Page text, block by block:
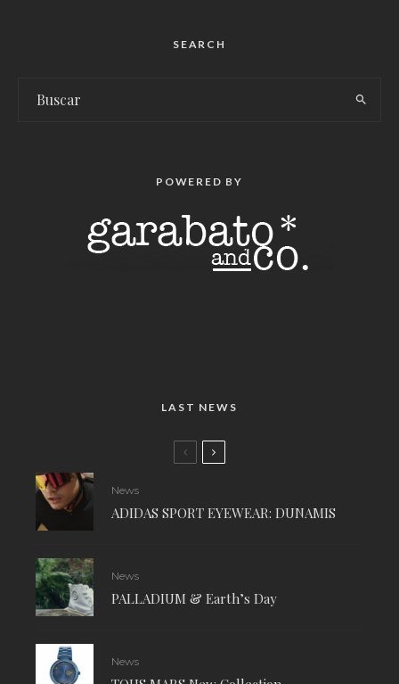
SEARCH
POWERED BY
LAST NEWS
News
ADIDAS SPORT EYEWEAR: DUNAMIS
News
PALLADIUM & Earth’s Day
News